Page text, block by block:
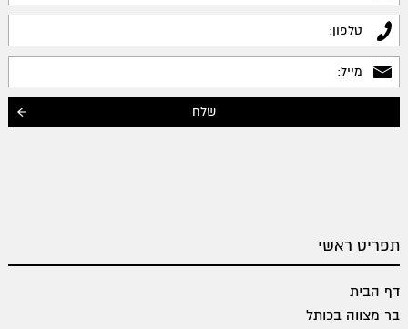
תפריט ראשי
דף הבית
בר מצווה בכותל